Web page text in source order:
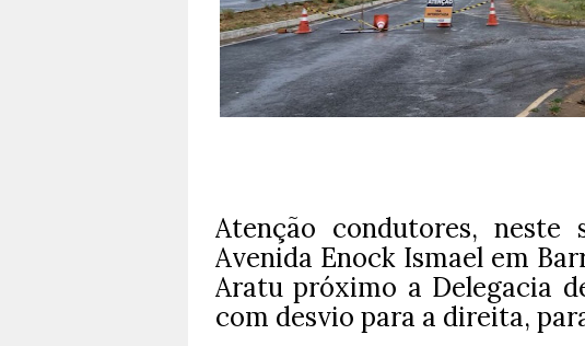
Atenção condutores, neste
Avenida Enock Ismael em
Aratu próximo a Delegacia
com desvio para a direita,